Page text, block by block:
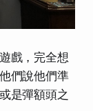
戲，完全想
們說他們準
是彈額頭之